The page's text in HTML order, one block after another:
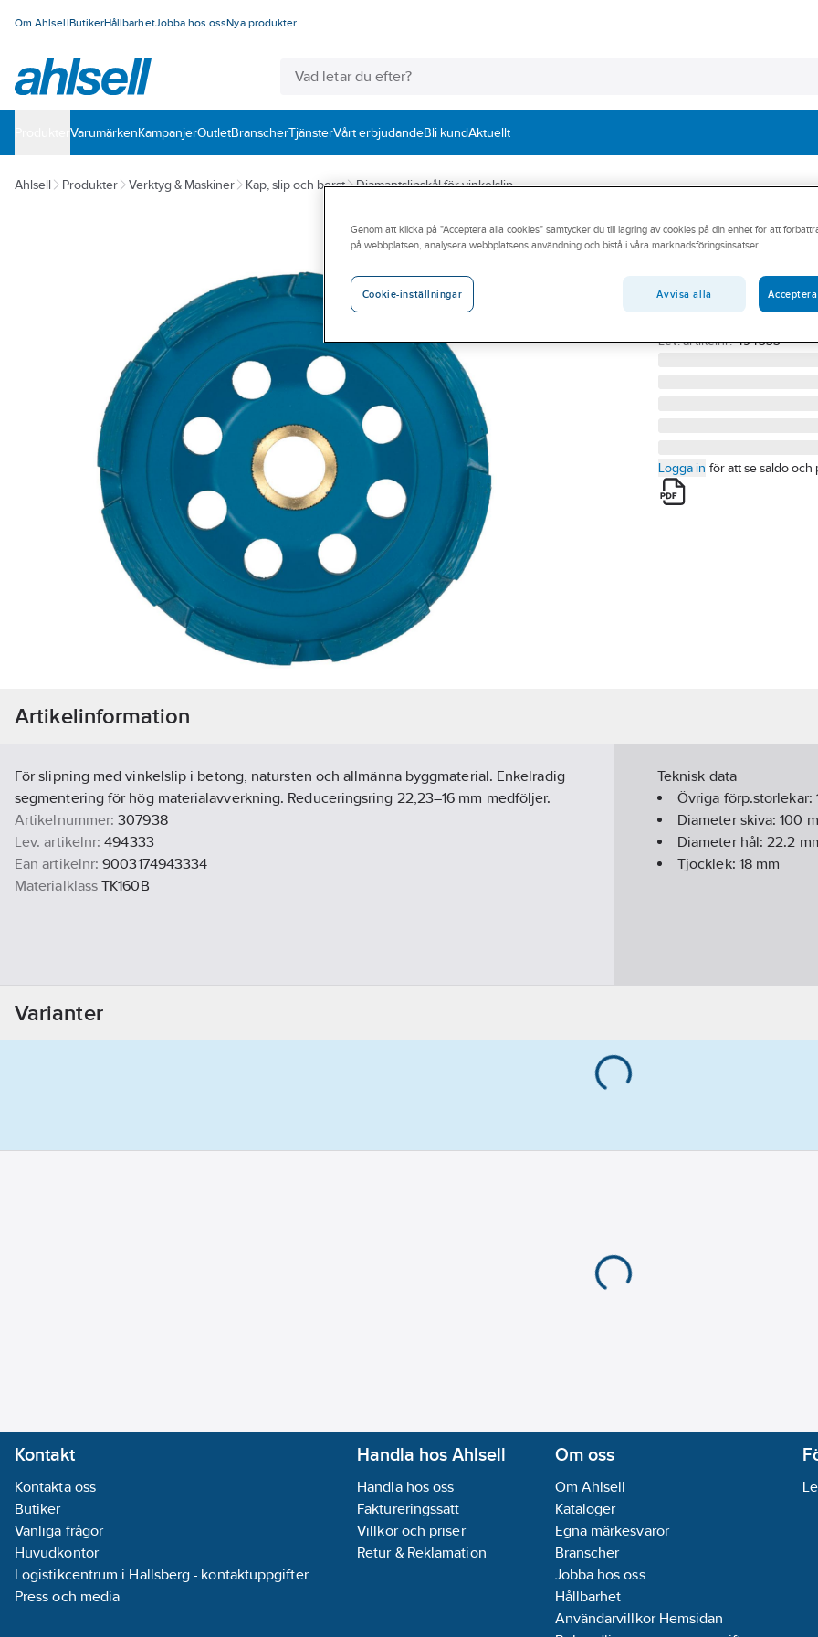
Om AhlsellButikerHållbarhetJobba hos ossNya produkter
VarumärkenKampanjerOutletBranscherTjänsterVårt erbjudandeBli kundAktuellt
Ahlsell Produkter Verktyg & Maskiner Kap, slip och borst Diamantslipskål för vinkelslip
TYROLIT
DIAMANTSKÅL
Lev. artikelnr: 494333
Logga in för att se saldo och
Artikelinformation
För slipning med vinkelslip i betong, natursten och allmänna byggmaterial. Enkelradig
segmentering för hög materialavverkning. Reduceringsring 22,23–16 mm medföljer.
Artikelnummer: 307938
Lev. artikelnr: 494333
Ean artikelnr: 9003174943334
Materialklass TK160B
Teknisk data
Övriga förp.storlekar:
Diameter skiva:100
Diameter hål:22.2
Tjocklek: 18mm
Varianter
Kontakt
Kontakta oss
Butiker
Vanliga frågor
Huvudkontor
Logistikcentrum i Hallsberg - kontaktuppgifter
Press och media
Handla hos Ahlsell
Handla hos oss
Faktureringssätt
Villkor och priser
Retur & Reklamation
Om oss
Om Ahlsell
Kataloger
Egna märkesvaror
Branscher
Jobba hos oss
Hållbarhet
Användarvillkor Hemsidan
Genom att klicka på "Acceptera alla cookies" samtycker du till lagring av cookies på din enhet för att
på webbplatsen, analysera webbplatsens användning och bistå i våra marknadsföringsinsatser.
Cookie-inställningar Avvisa alla